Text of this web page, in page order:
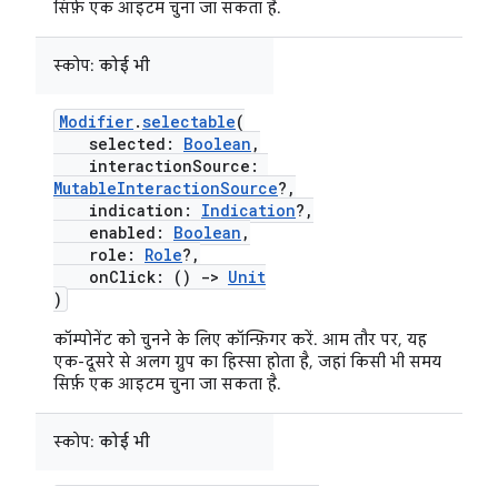
सिर्फ़ एक आइटम चुना जा सकता है.
स्कोप: कोई भी
Modifier.selectable(
selected: Boolean ,
interactionSource:
MutableInteractionSource?,
indication: Indication?,
enabled: Boolean ,
role: Role?,
onClick: ()
-> Unit
)
कॉम्पोनेंट को चुनने के लिए कॉन्फ़िगर करें. आम तौर पर, यह
एक-दूसरे से अलग ग्रुप का हिस्सा होता है, जहां किसी भी समय
सिर्फ़ एक आइटम चुना जा सकता है.
स्कोप: कोई भी